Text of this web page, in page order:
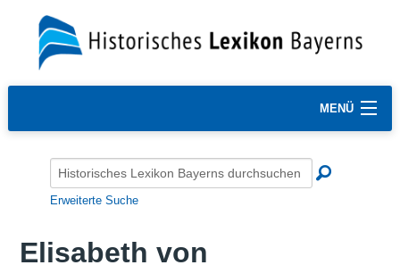
MENÜ
Erweiterte Suche
Elisabeth von